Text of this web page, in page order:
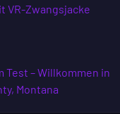
VR-Zwangsjacke
Test – Willkommen in
Montana